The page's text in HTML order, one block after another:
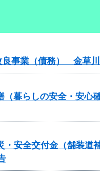
事業（債務） 金草
暮らしの安全・安
安全交付金（舗装道